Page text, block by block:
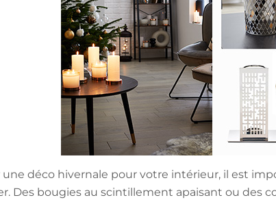
une déco hivernale pour votre intérieur, il est
Des bougies au scintillement apaisant ou